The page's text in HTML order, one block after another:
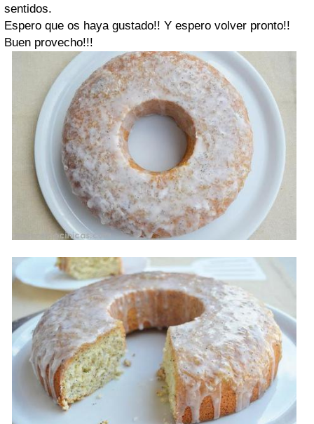
sentidos.
Espero que os haya gustado!! Y espero volver pronto!!
Buen provecho!!!